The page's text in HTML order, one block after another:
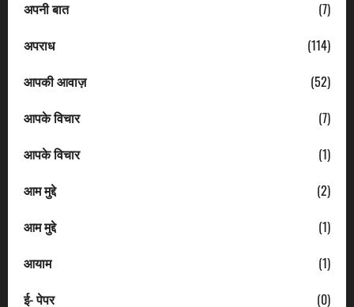
अपनी बात
(7)
अपराध
(114)
आपकी आवाज़
(52)
आपके विचार
(7)
आपके विचार
(1)
आम मुद्दे
(2)
आम मुद्दे
(1)
आयाम
(1)
ई- पेपर
(0)